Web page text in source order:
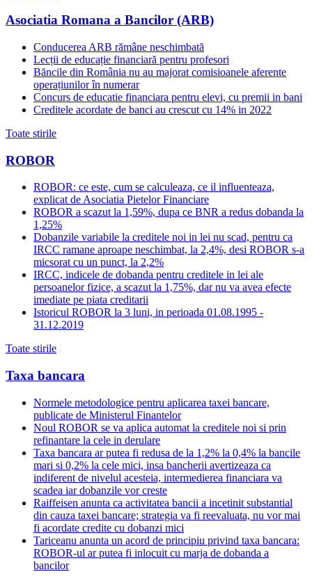
Asociatia Romana a Bancilor (ARB)
Conducerea ARB rămâne neschimbată
Lecții de educație financiară pentru profesori
Băncile din România nu au majorat comisioanele aferente
operațiunilor în numerar
Concurs de educatie financiara pentru elevi, cu premii in bani
Creditele acordate de banci au crescut cu 14% in 2022
Toate stirile
ROBOR
ROBOR: ce este, cum se calculeaza, ce il influenteaza,
explicat de Asociatia Pietelor Financiare
ROBOR a scazut la 1,59%, dupa ce BNR a redus dobanda la
1,25%
Dobanzile variabile la creditele noi in lei nu scad, pentru ca
IRCC ramane aproape neschimbat, la 2,4%, desi ROBOR s-a
micsorat cu un punct, la 2,2%
IRCC, indicele de dobanda pentru creditele in lei ale
persoanelor fizice, a scazut la 1,75%, dar nu va avea efecte
imediate pe piata creditarii
Istoricul ROBOR la 3 luni, in perioada 01.08.1995 -
31.12.2019
Toate stirile
Taxa bancara
Normele metodologice pentru aplicarea taxei bancare,
publicate de Ministerul Finantelor
Noul ROBOR se va aplica automat la creditele noi si prin
refinantare la cele in derulare
Taxa bancara ar putea fi redusa de la 1,2% la 0,4% la bancile
mari si 0,2% la cele mici, insa bancherii avertizeaza ca
indiferent de nivelul acesteia, intermedierea financiara va
scadea iar dobanzile vor creste
Raiffeisen anunta ca activitatea bancii a incetinit substantial
din cauza taxei bancare; strategia va fi reevaluata, nu vor mai
fi acordate credite cu dobanzi mici
Tariceanu anunta un acord de principiu privind taxa bancara:
ROBOR-ul ar putea fi inlocuit cu marja de dobanda a
bancilor